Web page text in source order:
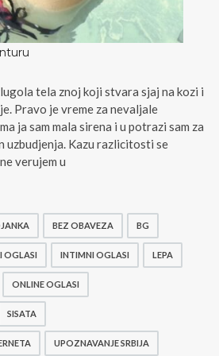
tela znoj koji stvara sjaj na kozi i
Pravo je vreme za nevaljale
ja sam mala sirena i u potrazi sam za
uzbudjenja. Kazu razlicitosti se
verujem u
BEZ OBAVEZA BG
OGLASI INTIMNI OGLASI LEPA
ONLINE OGLASI
SISATA
UPOZNAVANJE SRBIJA